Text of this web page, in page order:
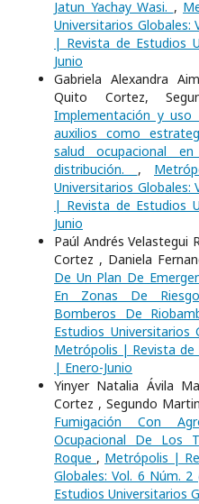
Jatun Yachay Wasi. ,
Universitarios Globales:
| Revista de Estudios
Junio
Gabriela Alexandra
Quito Cortez,
Implementación y
auxilios como
salud ocupacional
distribución. ,
Universitarios Globales:
| Revista de Estudios
Junio
Paúl Andrés Velastegui
Cortez , Daniela
De Un Plan De
En Zonas De
Bomberos De
Estudios Universitarios
Metrópolis | Revista de
| Enero-Junio
Yinyer Natalia Ávila
Cortez , Segundo
Fumigación Con
Ocupacional De Los
Roque , Metrópolis |
Globales: Vol. 6 Núm.
Estudios Universitarios